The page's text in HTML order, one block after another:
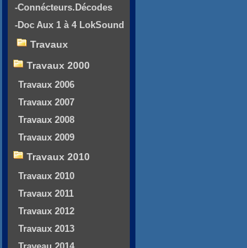
-Connécteurs.Décodes
-Doc Aux 1 à 4 LokSound
Travaux
Travaux 2000
Travaux 2006
Travaux 2007
Travaux 2008
Travaux 2009
Travaux 2010
Travaux 2010
Travaux 2011
Travaux 2012
Travaux 2013